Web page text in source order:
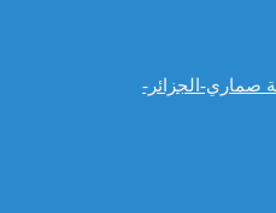
صماري-الجزائر-